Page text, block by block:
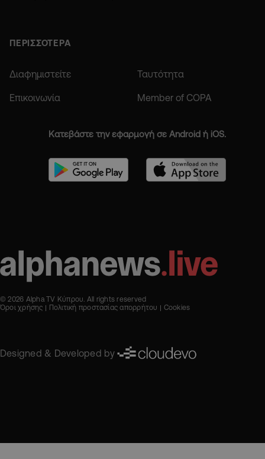
ΠΕΡΙΣΣΟΤΕΡΑ
Διαφημιστείτε Ταυτότητα
Επικοινωνία Member of COPA
Κατεβάστε την εφαρμογή σε Android ή iOS.
© 2026 Alpha TV Κύπρου. All rights reserved
Όροι χρήσης
Πολιτική προστασίας απορρήτου Cookies
Designed & Developed by